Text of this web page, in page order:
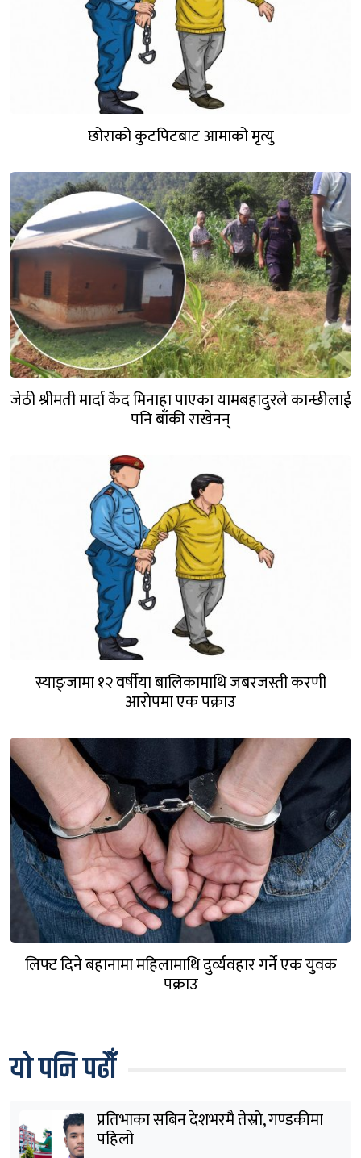
छोराको कुटपिटबाट आमाको मृत्यु
जेठी श्रीमती मार्दा कैद मिनाहा पाएका यामबहादुरले कान्छीलाई
पनि बाँकी राखेनन्
स्याङ्जामा १२ वर्षीया बालिकामाथि जबरजस्ती करणी
आरोपमा एक पक्राउ
लिफ्ट दिने बहानामा महिलामाथि दुर्व्यवहार गर्ने एक युवक
पक्राउ
यो पनि पढौँ
प्रतिभाका सबिन देशभरमै तेस्रो, गण्डकीमा
पहिलो